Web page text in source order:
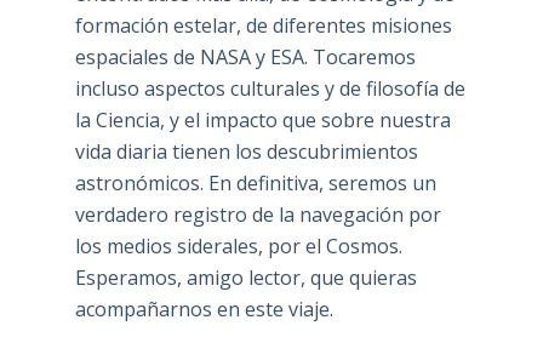
formación estelar, de diferentes misiones
espaciales de NASA y ESA. Tocaremos
incluso aspectos culturales y de filosofía de
la Ciencia, y el impacto que sobre nuestra
vida diaria tienen los descubrimientos
astronómicos. En definitiva, seremos un
verdadero registro de la navegación por
los medios siderales, por el Cosmos.
Esperamos, amigo lector, que quieras
acompañarnos en este viaje.